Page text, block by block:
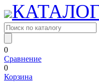
0
Сравнение
0
Корзина